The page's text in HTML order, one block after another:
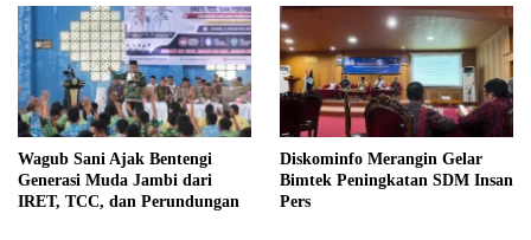
Wagub Sani Ajak Bentengi
Generasi Muda Jambi dari
IRET, TCC, dan Perundungan
Diskominfo Merangin Gelar
Bimtek Peningkatan SDM Insan
Pers